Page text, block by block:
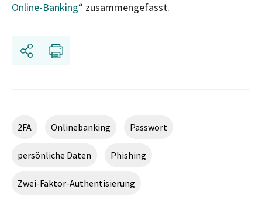
Online-Banking“ zusammengefasst.
Share
2FA Onlinebanking Passwort
persönliche Daten Phishing
Zwei-Faktor-Authentisierung